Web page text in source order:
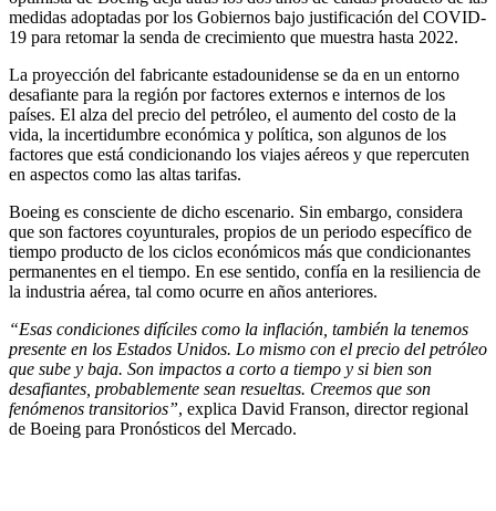
medidas adoptadas por los Gobiernos bajo justificación del COVID-
19 para retomar la senda de crecimiento que muestra hasta 2022.
La proyección del fabricante estadounidense se da en un entorno
desafiante para la región por factores externos e internos de los
países. El alza del precio del petróleo, el aumento del costo de la
vida, la incertidumbre económica y política, son algunos de los
factores que está condicionando los viajes aéreos y que repercuten
en aspectos como las altas tarifas.
Boeing es consciente de dicho escenario. Sin embargo, considera
que son factores coyunturales, propios de un periodo específico de
tiempo producto de los ciclos económicos más que condicionantes
permanentes en el tiempo. En ese sentido, confía en la resiliencia de
la industria aérea, tal como ocurre en años anteriores.
“Esas condiciones difíciles como la inflación, también la tenemos
presente en los Estados Unidos. Lo mismo con el precio del petróleo
que sube y baja. Son impactos a corto a tiempo y si bien son
desafiantes, probablemente sean resueltas. Creemos que son
fenómenos transitorios”, explica David Franson, director regional
de Boeing para Pronósticos del Mercado.